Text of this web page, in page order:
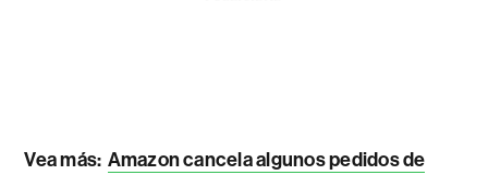
Vea más: Amazon cancela algunos pedidos de